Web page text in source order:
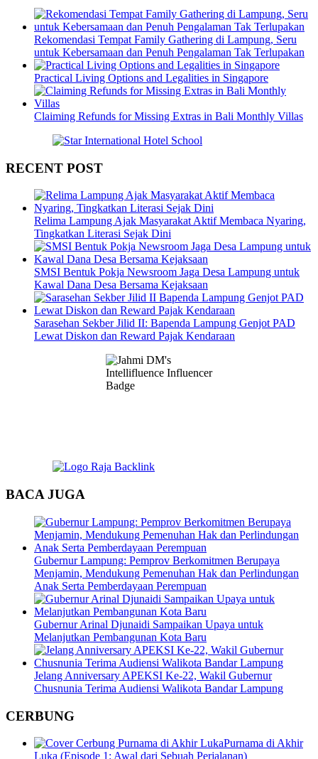
Rekomendasi Tempat Family Gathering di Lampung, Seru
untuk Kebersamaan dan Penuh Pengalaman Tak Terlupakan
Practical Living Options and Legalities in Singapore
Claiming Refunds for Missing Extras in Bali Monthly Villas
RECENT POST
Relima Lampung Ajak Masyarakat Aktif Membaca Nyaring,
Tingkatkan Literasi Sejak Dini
SMSI Bentuk Pokja Newsroom Jaga Desa Lampung untuk
Kawal Dana Desa Bersama Kejaksaan
Sarasehan Sekber Jilid II: Bapenda Lampung Genjot PAD
Lewat Diskon dan Reward Pajak Kendaraan
BACA JUGA
Gubernur Lampung: Pemprov Berkomitmen Berupaya
Menjamin, Mendukung Pemenuhan Hak dan Perlindungan
Anak Serta Pemberdayaan Perempuan
Gubernur Arinal Djunaidi Sampaikan Upaya untuk
Melanjutkan Pembangunan Kota Baru
Jelang Anniversary APEKSI Ke-22, Wakil Gubernur
Chusnunia Terima Audiensi Walikota Bandar Lampung
CERBUNG
Purnama di Akhir
Luka (Episode 1: Awal dari Sebuah Perjalanan)